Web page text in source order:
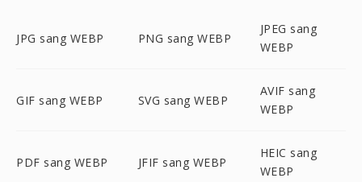
JPG sang WEBP PNG sang WEBP
JPEG sang
WEBP
GIF sang WEBP SVG sang WEBP
AVIF sang
WEBP
PDF sang WEBP JFIF sang WEBP
HEIC sang
WEBP